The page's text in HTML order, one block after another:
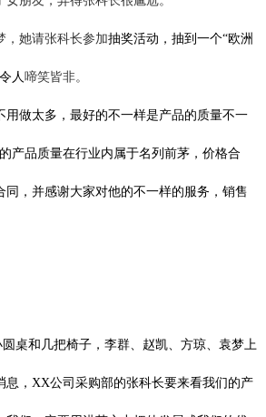
，她请张科长参加抽奖活动，抽到一个“欧洲
人 啼笑皆非。
用做太多，最好的不一样是产品的质量不一
产品质量在行业内属于名列前茅，价格合
同，并感谢大家对他的不一样的服务，销售
圆桌和几把椅子，李群、赵凯、方琼、袁梦上
， XX公司采购部的张科长要来看我们的产